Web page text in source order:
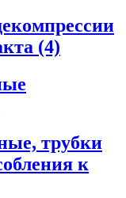
(4)
трубки
к